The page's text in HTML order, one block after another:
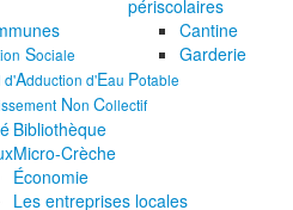
Sociale
d'Adduction d'Eau Potable
Non Collectif
périscolaires
Cantine
Garderie
Bibliothèque
Micro-Crèche
Économie
Les entreprises locales